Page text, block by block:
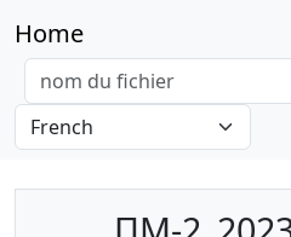
Home